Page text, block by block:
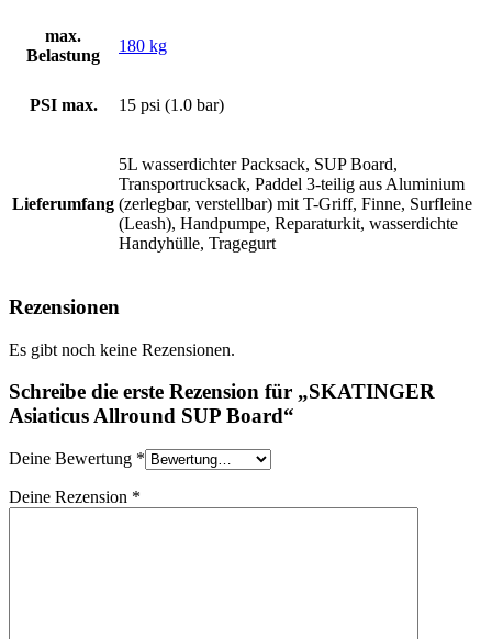
max.
Belastung
180 kg
PSI max. 15 psi (1.0 bar)
Lieferumfang
5L wasserdichter Packsack, SUP Board,
Transportrucksack, Paddel 3-teilig aus Aluminium
(zerlegbar, verstellbar) mit T-Griff, Finne, Surfleine
(Leash), Handpumpe, Reparaturkit, wasserdichte
Handyhülle, Tragegurt
Rezensionen
Es gibt noch keine Rezensionen.
Schreibe die erste Rezension für „SKATINGER
Asiaticus Allround SUP Board“
Deine Bewertung *
Deine Rezension *